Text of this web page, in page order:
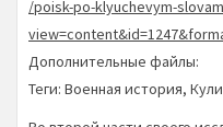
/poisk-po-klyuchevym-
Дополнительные файлы:
Теги: Военная история,